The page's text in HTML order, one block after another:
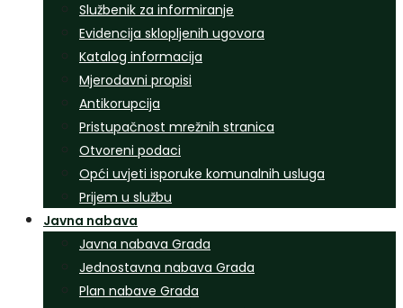
Službenik za informiranje
Evidencija sklopljenih ugovora
Katalog informacija
Mjerodavni propisi
Antikorupcija
Pristupačnost mrežnih stranica
Otvoreni podaci
Opći uvjeti isporuke komunalnih usluga
Prijem u službu
Javna nabava
Javna nabava Grada
Jednostavna nabava Grada
Plan nabave Grada